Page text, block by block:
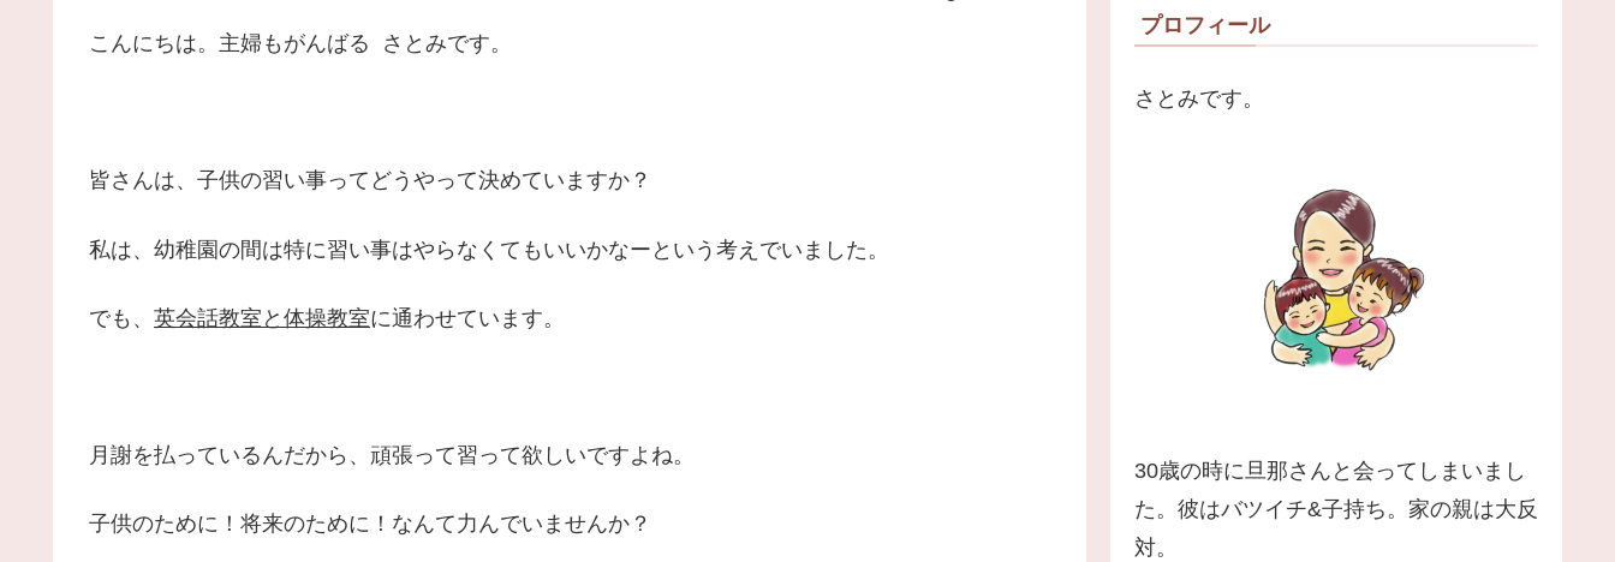
こんにちは。主婦もがんばる さとみです。
皆さんは、子供の習い事ってどうやって決めていますか？
私は、幼稚園の間は特に習い事はやらなくてもいいかなーという考えでいました。
でも、 英会話教室と体操教室に通わせています。
月謝を払っているんだから、頑張って習って欲しいですよね。
子供のために！将来のために！なんて力んでいませんか？
プロフィール
さとみです。
30歳の時に旦那さんと会ってしまいまし
た。彼はバツイチ&子持ち。家の親は大反
対。